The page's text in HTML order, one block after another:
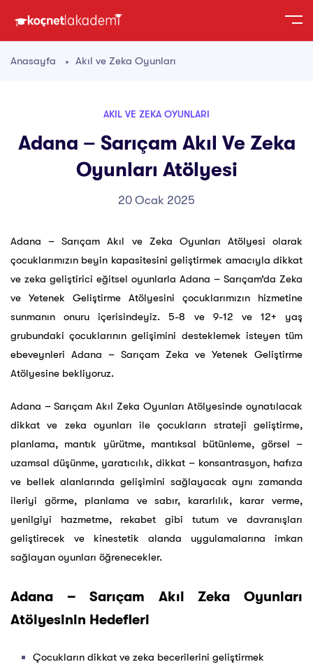
Anasayfa Akıl ve Zeka Oyunları
AKIL VE ZEKA OYUNLARI
Adana – Sarıçam Akıl Ve Zeka
Oyunları Atölyesi
20 Ocak 2025
Adana – Sarıçam Akıl ve Zeka Oyunları Atölyesi olarak
çocuklarımızın beyin kapasitesini geliştirmek amacıyla dikkat
ve zeka geliştirici eğitsel oyunlarla Adana – Sarıçam’da Zeka
ve Yetenek Geliştirme Atölyesini çocuklarımızın hizmetine
sunmanın onuru içerisindeyiz. 5-8 ve 9-12 ve 12+ yaş
grubundaki çocuklarının gelişimini desteklemek isteyen tüm
ebeveynleri Adana – Sarıçam Zeka ve Yetenek Geliştirme
Atölyesine bekliyoruz.
Adana – Sarıçam Akıl Zeka Oyunları Atölyesinde oynatılacak
dikkat ve zeka oyunları ile çocukların strateji geliştirme,
planlama, mantık yürütme, mantıksal bütünleme, görsel –
uzamsal düşünme, yaratıcılık, dikkat – konsantrasyon, hafıza
ve bellek alanlarında gelişimini sağlayacak aynı zamanda
ileriyi görme, planlama ve sabır, kararlılık, karar verme,
yenilgiyi hazmetme, rekabet gibi tutum ve davranışları
geliştirecek ve kinestetik alanda uygulamalarına imkan
sağlayan oyunları öğrenecekler.
Adana – Sarıçam Akıl Zeka Oyunları
Atölyesinin Hedefleri
Çocukların dikkat ve zeka becerilerini geliştirmek